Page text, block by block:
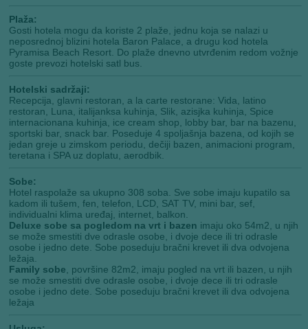
Plaža:
Gosti hotela mogu da koriste 2 plaže, jednu koja se nalazi u
neposrednoj blizini hotela Baron Palace, a drugu kod hotela
Pyramisa Beach Resort. Do plaže dnevno utvrđenim redom vožnje
goste prevozi hotelski satl bus.
Hotelski sadržaji:
Recepcija, glavni restoran, a la carte restorane: Vida, latino
restoran, Luna, italijanksa kuhinja, Slik, azisjka kuhinja, Spice
internacionana kuhinja, ice cream shop, lobby bar, bar na bazenu,
sportski bar, snack bar. Poseduje 4 spoljašnja bazena, od kojih se
jedan greje u zimskom periodu, dečiji bazen, animacioni program,
teretana i SPA uz doplatu, aerodbik.
Sobe:
Hotel raspolaže sa ukupno 308 soba. Sve sobe imaju kupatilo sa
kadom ili tušem, fen, telefon, LCD, SAT TV, mini bar, sef,
individualni klima uređaj, internet, balkon.
Deluxe sobe sa pogledom na vrt i bazen imaju oko 54m2, u njih
se može smestiti dve odrasle osobe, i dvoje dece ili tri odrasle
osobe i jedno dete. Sobe poseduju bračni krevet ili dva odvojena
ležaja.
Family sobe, površine 82m2, imaju pogled na vrt ili bazen, u njih
se može smestiti dve odrasle osobe, i dvoje dece ili tri odrasle
osobe i jedno dete. Sobe poseduju bračni krevet ili dva odvojena
ležaja